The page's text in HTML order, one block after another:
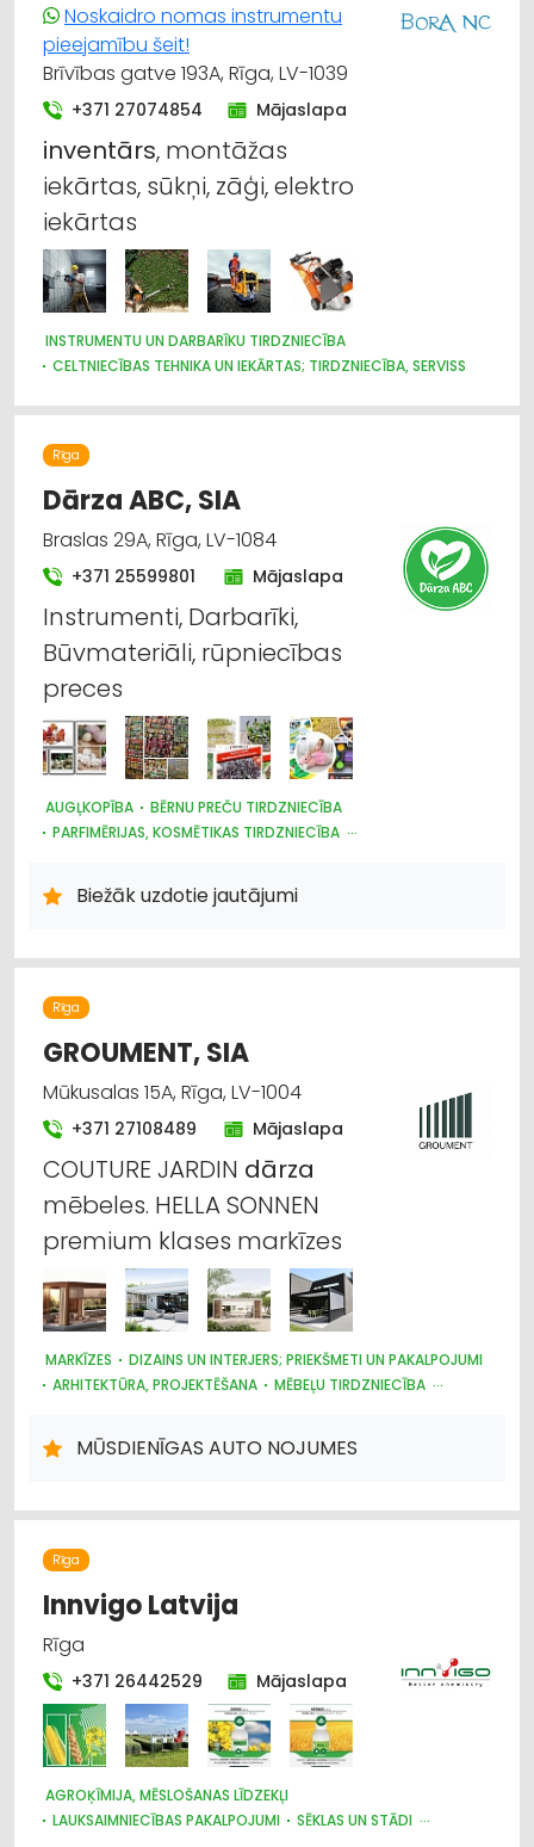
Noskaidro nomas instrumentu
pieejamību šeit!
Brīvības gatve 193A, Rīga, LV-1039
+371 27074854 Mājaslapa
inventārs, montāžas
iekārtas, sūkņi, zāģi, elektro
iekārtas
INSTRUMENTU UN DARBARĪKU TIRDZNIECĪBA
CELTNIECĪBAS TEHNIKA UN IEKĀRTAS; TIRDZNIECĪBA, SERVISS
CELTNIECĪBAS TEHNIKA UN IEKĀRTAS; NOMA
NOMA
INSTRUMENTU UN DARBARĪKU LABOŠANA, SERVISS
Rīga
Dārza ABC, SIA
Braslas 29A, Rīga, LV-1084
+371 25599801 Mājaslapa
Instrumenti, Darbarīki,
Būvmateriāli, rūpniecības
preces
AUGĻKOPĪBA
BĒRNU PREČU TIRDZNIECĪBA
PARFIMĒRIJAS, KOSMĒTIKAS TIRDZNIECĪBA
HIGIĒNAS PRECES
ZOOPRECES, DZĪVNIEKU KOPŠANA UN APRŪPE
HOBIJA PRECES
SĒKLAS UN STĀDI
DĀRZA TEHNIKA UN INVENTĀRS
Biežāk uzdotie jautājumi
Rīga
GROUMENT, SIA
Mūkusalas 15A, Rīga, LV-1004
+371 27108489 Mājaslapa
COUTURE JARDIN dārza
mēbeles. HELLA SONNEN
premium klases markīzes
MARKĪZES
DIZAINS UN INTERJERS; PRIEKŠMETI UN PAKALPOJUMI
ARHITEKTŪRA, PROJEKTĒŠANA
MĒBEĻU TIRDZNIECĪBA
BŪVMATERIĀLU, BŪVKONSTRUKCIJU TIRDZNIECĪBA
MŪSDIENĪGAS AUTO NOJUMES
Rīga
Innvigo Latvija
Rīga
+371 26442529 Mājaslapa
AGROĶĪMIJA, MĒSLOŠANAS LĪDZEKĻI
LAUKSAIMNIECĪBAS PAKALPOJUMI
SĒKLAS UN STĀDI